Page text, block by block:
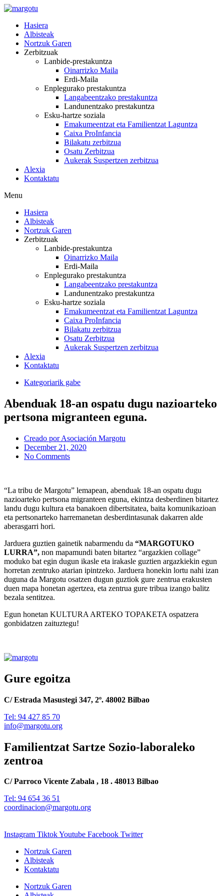
Skip
contentHasiera
Albisteak
Nortzuk Garen
Zerbitzuak
Lanbide-prestakuntza
Oinarrizko Maila
Erdi-Maila
Enplegurako prestakuntza
Langabeentzako prestakuntza
Landunentzako prestakuntza
Esku-hartze soziala
Emakumeentzat eta Familientzat Laguntza
Caixa ProInfancia
Bilakatu zerbitzua
Osatu Zerbitzua
Aukerak Suspertzen zerbitzua
Alexia
Kontaktatu
Menu
Hasiera
Albisteak
Nortzuk Garen
Zerbitzuak
Lanbide-prestakuntza
Oinarrizko Maila
Erdi-Maila
Enplegurako prestakuntza
Langabeentzako prestakuntza
Landunentzako prestakuntza
Esku-hartze soziala
Emakumeentzat eta Familientzat Laguntza
Caixa ProInfancia
Bilakatu zerbitzua
Osatu Zerbitzua
Aukerak Suspertzen zerbitzua
Alexia
Kontaktatu
Kategoriarik gabe
Abenduak 18-an ospatu dugu nazioarteko
pertsona migranteen eguna.
Creado porAsociación Margotu
December 21, 2020
No Comments
“La tribu de Margotu” lemapean, abenduak 18-an ospatu dugu
nazioarteko pertsona migranteen eguna, ekintza desberdinen bitartez
landu dugu kultura eta banakoen dibertsitatea, baita komunikazioan
eta pertsonarteko harremanetan desberdintasunak dakarren alde
aberasgarri hori.
Jarduera guztien gainetik nabarmendu da “MARGOTUKO
LURRA”, non mapamundi baten bitartez “argazkien collage”
moduko bat egin dugun ikasle eta irakasle guztien argazkiekin egun
horretan zentruko atarian ipintzeko. Jarduera honekin lortu nahi izan
duguna da Margotu osatzen dugun guztiok gure zentrua erakusten
duen mapa honetan agertzea, eta zentrua gure tribua izango balitz
bezala sentitzea.
Egun honetan KULTURA ARTEKO TOPAKETA ospatzera
gonbidatzen zaituztegu!
Gure egoitza
C/ Estrada Masustegi 347, 2º. 48002 Bilbao
Tel: 94 427 85 70
info@margotu.org
Familientzat Sartze Sozio-laboraleko
zentroa
C/ Parroco Vicente Zabala , 18 . 48013 Bilbao
Tel: 94 654 36 51
coordinacion@margotu.org
Instagram TiktokYoutube Facebook Twitter
Nortzuk Garen
Albisteak
Kontaktatu
Nortzuk Garen